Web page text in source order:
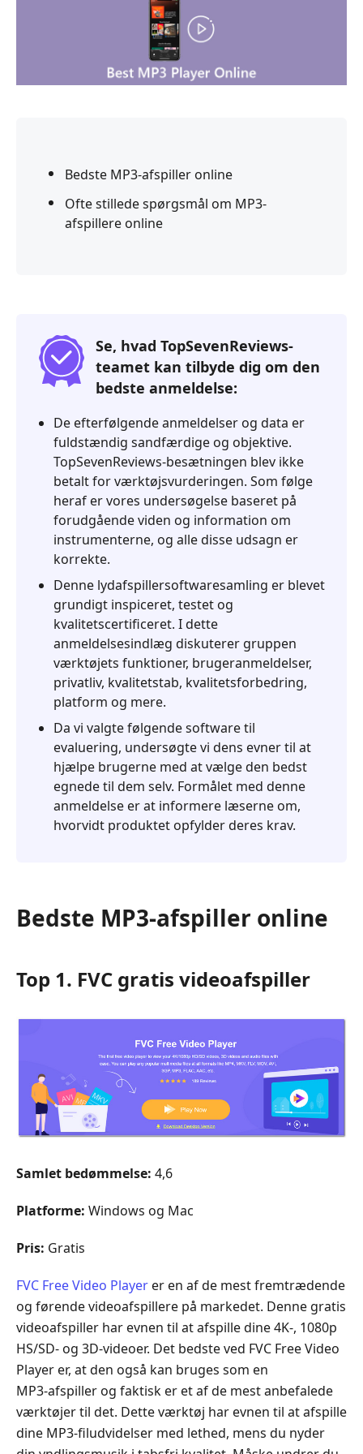
Bedste MP3-afspiller online
Ofte stillede spørgsmål om MP3-
afspillere online
Se, hvad TopSevenReviews-
teamet kan tilbyde dig om den
bedste anmeldelse:
De efterfølgende anmeldelser og data er
fuldstændig sandfærdige og objektive.
TopSevenReviews-besætningen blev ikke
betalt for værktøjsvurderingen. Som følge
heraf er vores undersøgelse baseret på
forudgående viden og information om
instrumenterne, og alle disse udsagn er
korrekte.
Denne lydafspillersoftwaresamling er blevet
grundigt inspiceret, testet og
kvalitetscertificeret. I dette
anmeldelsesindlæg diskuterer gruppen
værktøjets funktioner, brugeranmeldelser,
privatliv, kvalitetstab, kvalitetsforbedring,
platform og mere.
Da vi valgte følgende software til
evaluering, undersøgte vi dens evner til at
hjælpe brugerne med at vælge den bedst
egnede til dem selv. Formålet med denne
anmeldelse er at informere læserne om,
hvorvidt produktet opfylder deres krav.
Bedste MP3-afspiller online
Top 1. FVC gratis videoafspiller
Samlet bedømmelse: 4,6
Platforme: Windows og Mac
Pris: Gratis
FVC Free Video Player er en af de mest fremtrædende
og førende videoafspillere på markedet. Denne gratis
videoafspiller har evnen til at afspille dine 4K-, 1080p
HS/SD- og 3D‑videoer. Det bedste ved FVC Free Video
Player er, at den også kan bruges som en
MP3‑afspiller og faktisk er et af de mest anbefalede
værktøjer til det. Dette værktøj har evnen til at afspille
dine MP3‑filudvidelser med lethed, mens du nyder